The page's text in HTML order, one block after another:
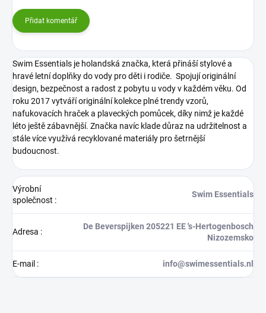
Přidat komentář
Swim Essentials je holandská značka, která přináší stylové a
hravé letní doplňky do vody pro děti i rodiče. Spojují originální
design, bezpečnost a radost z pobytu u vody v každém věku. Od
roku 2017 vytváří originální kolekce plné trendy vzorů,
nafukovacích hraček a plaveckých pomůcek, díky nimž je každé
léto ještě zábavnější. Značka navíc klade důraz na udržitelnost a
stále více využívá recyklované materiály pro šetrnější
budoucnost.
Výrobní
společnost :
Swim Essentials
Adresa :
De Beverspijken 205221 EE 's-Hertogenbosch
Nizozemsko
E-mail : info@swimessentials.nl